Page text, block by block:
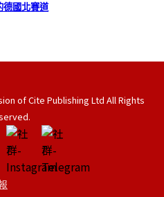
德國北賽道
of Cite Publishing Ltd All Rights